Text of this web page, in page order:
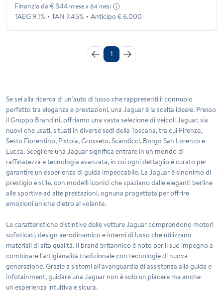
Finanzia da € 344/mese x 84 mesi
TAEG 9.1% TAN 7.45% Anticipo € 6.000
1
Se sei alla ricerca di un'auto di lusso che rappresenti il connubio
perfetto tra eleganza e prestazioni, una Jaguar è la scelta ideale. Presso
il Gruppo Brandini, offriamo una vasta selezione di veicoli Jaguar, sia
nuovi che usati, situati in diverse sedi della Toscana, tra cui Firenze,
Sesto Fiorentino, Pistoia, Grosseto, Scandicci, Borgo San Lorenzo e
Lucca. Scegliere una Jaguar significa entrare in un mondo di
raffinatezza e tecnologia avanzata, in cui ogni dettaglio è curato per
garantire un'esperienza di guida impeccabile. La Jaguar è sinonimo di
prestigioestile, con modelli iconici che spaziano dalle eleganti berline
alle sportive ad alte prestazioni, ognuna progettata per offrire
emozioni uniche dietro al volante.
Le caratteristiche distintive delle vetture Jaguar comprendono motori
sofisticati, design aerodinamico e interni di lusso che utilizzano
materiali di alta qualità. Il brand britannico è noto per il suo impegno a
combinare l'artigianalità tradizionale con tecnologie di nuova
generazione. Grazie a sistemi all’avanguardia di assistenza alla guida e
infotainment, guidare una Jaguar non è solo un piacere ma anche
un'esperienza intuitiva e sicura.